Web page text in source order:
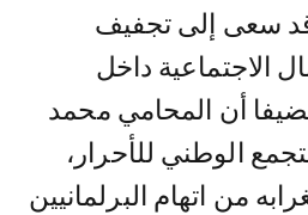
قد سعى إلى تجفيف
الاجتماعية داخل
أن المحامي محمد
الوطني للأحرار،
من اتهام البرلمانيين